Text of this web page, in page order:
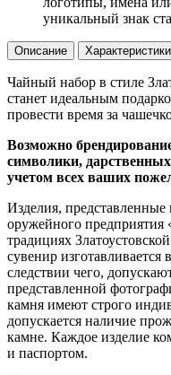
уникальный знак
Описание Характеристики
Чайный набор в стиле
станет идеальным
провести время за
Возможно
символики,
учетом всех ваших
Изделия, представленные
оружейного
традициях
сувенир
следствии чего,
представленной
камня имеют строго
допускается наличие
камне. Каждое изделие
и паспортом.